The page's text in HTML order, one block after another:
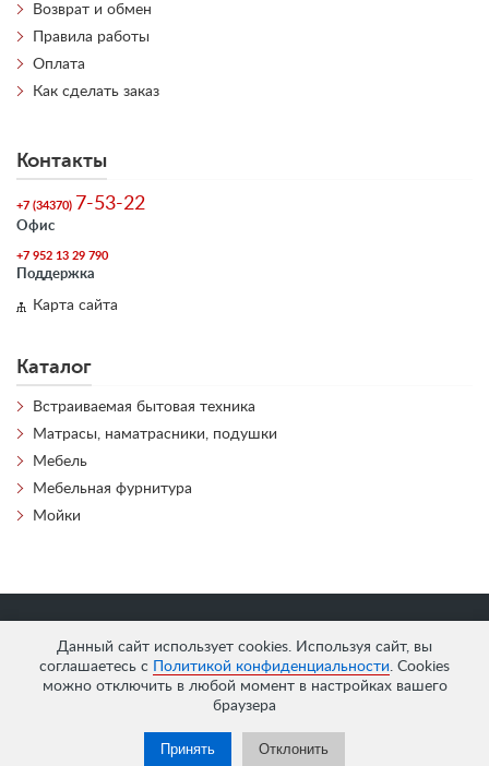
Данный сайт использует cookies. Используя сайт, вы
соглашаетесь с
Политикой конфиденциальности. Cookies
можно отключить в любой момент в настройках вашего
браузера
Принять Отклонить
Возврат и обмен
Правила работы
Оплата
Как сделать заказ
Контакты
+7 (34370) 7-53-22
Офис
+7 952 13 29 790
Поддержка
Карта сайта
Каталог
Встраиваемая бытовая техника
Матрасы, наматрасники, подушки
Мебель
Мебельная фурнитура
Мойки